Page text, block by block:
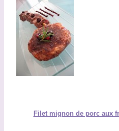
Filet mignon de porc aux